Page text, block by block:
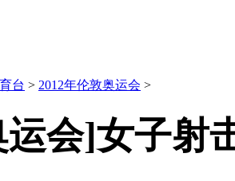
台 > 2012年伦敦奥运会 >
会]女子射